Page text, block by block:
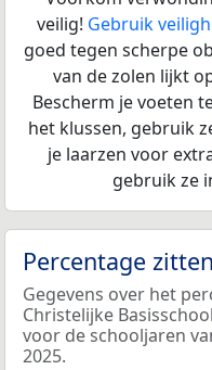
veilig! Gebruik
goed tegen scherpe
van de zolen lijkt
Bescherm je voeten
het klussen, gebruik
je laarzen voor
gebruik ze
Percentage
Gegevens over het
Christelijke
voor de schooljaren
2025.